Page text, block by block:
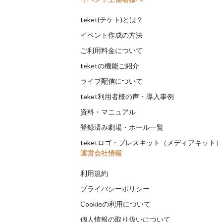
teket(テケト)とは？
イベント作成の方法
ご利用料金について
teketの機能ご紹介
ライブ配信について
teket利用者様の声・導入事例
資料・マニュアル
登録済み劇場・ホール一覧
teketロゴ・プレスキット（メディアキット）
運営会社情報
利用規約
プライバシーポリシー
Cookieの利用について
個人情報の取り扱いについて